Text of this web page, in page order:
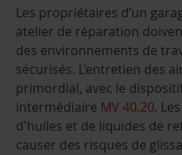
Les propriétaires d’un
atelier de réparation
des environnements de
sécurisés. L’entretien des
primordial, avec le
intermédiaire MV 40.20.
d'huiles et de liquides de
causer des risques de